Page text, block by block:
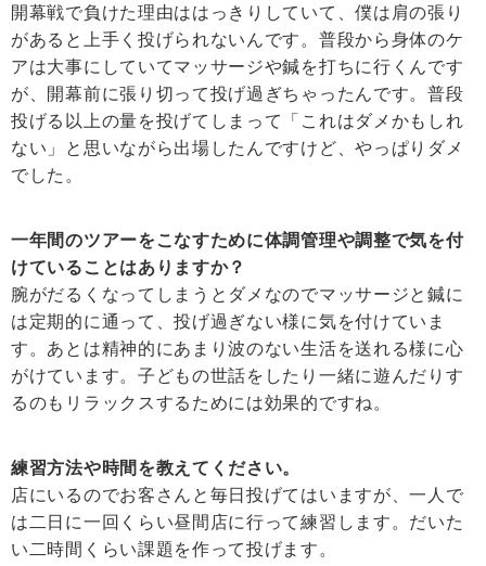
開幕戦で負けた理由ははっきりしていて、僕は肩の張り
があると上手く投げられないんです。普段から身体のケ
アは大事にしていてマッサージや鍼を打ちに行くんです
が、開幕前に張り切って投げ過ぎちゃったんです。普段
投げる以上の量を投げてしまって「これはダメかもしれ
ない」と思いながら出場したんですけど、やっぱりダメ
でした。
一年間のツアーをこなすために体調管理や調整で気を付
けていることはありますか？
腕がだるくなってしまうとダメなのでマッサージと鍼に
は定期的に通って、投げ過ぎない様に気を付けていま
す。あとは精神的にあまり波のない生活を送れる様に心
がけています。子どもの世話をしたり一緒に遊んだりす
るのもリラックスするためには効果的ですね。
練習方法や時間を教えてください。
店にいるのでお客さんと毎日投げてはいますが、一人で
は二日に一回くらい昼間店に行って練習します。だいた
い二時間くらい課題を作って投げます。